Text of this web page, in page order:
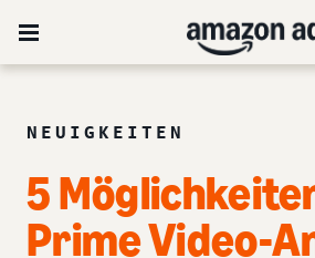
NEUIGKEITEN
5
Prime Video-